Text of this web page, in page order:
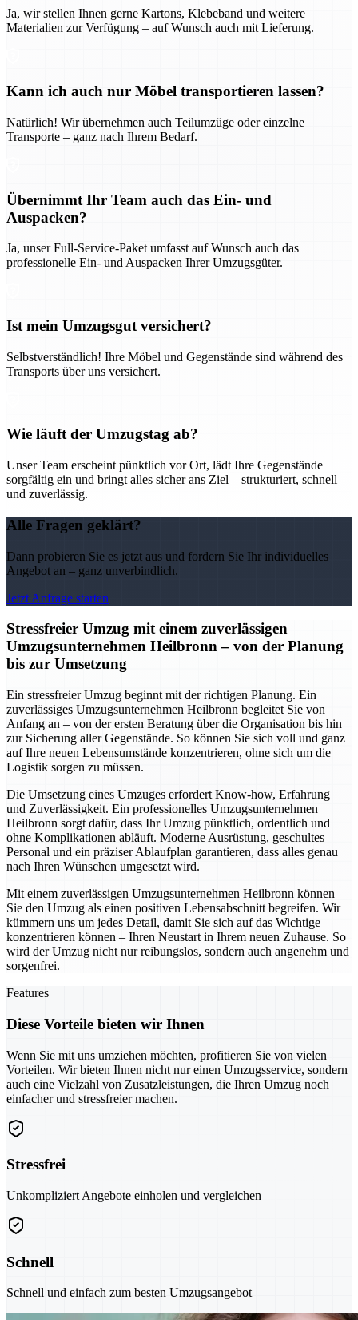
Ja, wir stellen Ihnen gerne Kartons, Klebeband und weitere
Materialien zur Verfügung – auf Wunsch auch mit Lieferung.
Kann ich auch nur Möbel transportieren lassen?
Natürlich! Wir übernehmen auch Teilumzüge oder einzelne
Transporte – ganz nach Ihrem Bedarf.
Übernimmt Ihr Team auch das Ein- und
Auspacken?
Ja, unser Full-Service-Paket umfasst auf Wunsch auch das
professionelle Ein- und Auspacken Ihrer Umzugsgüter.
Ist mein Umzugsgut versichert?
Selbstverständlich! Ihre Möbel und Gegenstände sind während des
Transports über uns versichert.
Wie läuft der Umzugstag ab?
Unser Team erscheint pünktlich vor Ort, lädt Ihre Gegenstände
sorgfältig ein und bringt alles sicher ans Ziel – strukturiert, schnell
und zuverlässig.
Alle Fragen geklärt?
Dann probieren Sie es jetzt aus und fordern Sie Ihr individuelles
Angebot an – ganz unverbindlich.
Jetzt Anfrage starten
Stressfreier Umzug mit einem zuverlässigen
Umzugsunternehmen Heilbronn – von der Planung
bis zur Umsetzung
Ein stressfreier Umzug beginnt mit der richtigen Planung. Ein
zuverlässiges Umzugsunternehmen Heilbronn begleitet Sie von
Anfang an – von der ersten Beratung über die Organisation bis hin
zur Sicherung aller Gegenstände. So können Sie sich voll und ganz
auf Ihre neuen Lebensumstände konzentrieren, ohne sich um die
Logistik sorgen zu müssen.
Die Umsetzung eines Umzuges erfordert Know-how, Erfahrung
und Zuverlässigkeit. Ein professionelles Umzugsunternehmen
Heilbronn sorgt dafür, dass Ihr Umzug pünktlich, ordentlich und
ohne Komplikationen abläuft. Moderne Ausrüstung, geschultes
Personal und ein präziser Ablaufplan garantieren, dass alles genau
nach Ihren Wünschen umgesetzt wird.
Mit einem zuverlässigen Umzugsunternehmen Heilbronn können
Sie den Umzug als einen positiven Lebensabschnitt begreifen. Wir
kümmern uns um jedes Detail, damit Sie sich auf das Wichtige
konzentrieren können – Ihren Neustart in Ihrem neuen Zuhause. So
wird der Umzug nicht nur reibungslos, sondern auch angenehm und
sorgenfrei.
Features
Diese Vorteile bieten wir Ihnen
Wenn Sie mit uns umziehen möchten, profitieren Sie von vielen
Vorteilen. Wir bieten Ihnen nicht nur einen Umzugsservice, sondern
auch eine Vielzahl von Zusatzleistungen, die Ihren Umzug noch
einfacher und stressfreier machen.
Stressfrei
Unkompliziert Angebote einholen und vergleichen
Schnell
Schnell und einfach zum besten Umzugsangebot